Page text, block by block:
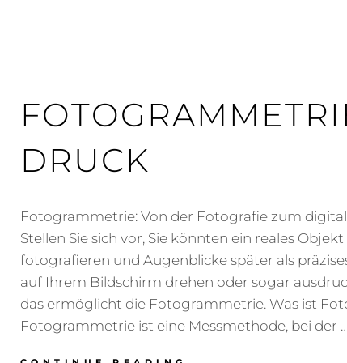
DRUCK
Fotogrammetrie: Von der Fotografie zum
Stellen Sie sich vor, Sie könnten ein reales
fotografieren und Augenblicke später als
auf Ihrem Bildschirm drehen oder sogar
das ermöglicht die Fotogrammetrie. Was ist
Fotogrammetrie ist eine Messmethode, bei der